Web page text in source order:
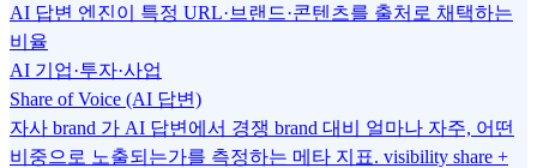
AI 답변 엔진이 특정 URL·브랜드·콘텐츠를 출처로 채택하는
비율
AI 기업·투자·사업
Share of Voice (AI 답변)
자사 brand 가 AI 답변에서 경쟁 brand 대비 얼마나 자주, 어떤
비중으로 노출되는가를 측정하는 메타 지표. visibility share +